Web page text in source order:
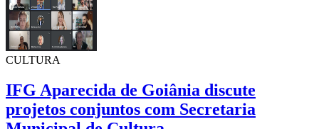
CULTURA
IFG Aparecida de Goiânia discute
projetos conjuntos com Secretaria